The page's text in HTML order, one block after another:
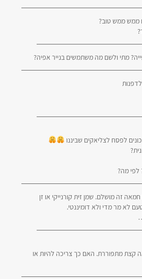
ממש ממש טוב?
מתי ולשם מה משתמשים בנייר אפיה?
לפסח לצליאקים שביננו
לפי מה?
זה מושלם. שמן זית קורנייקי או זן
לא מר מדי ולא דומיננטי.
קצת מתפוררת. האם כך צריכה להיות או